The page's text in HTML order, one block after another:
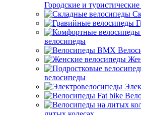
Городские и
велосипеды
велосипеды